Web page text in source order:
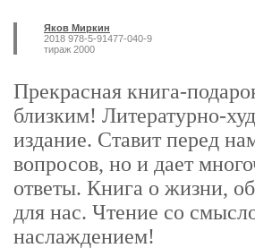
Яков Миркин
2018 978-5-91477-040-9
тираж 2000
Прекрасная книга-
близким! Литературно-
издание. Ставит перед
вопросов, но и дает
ответы. Книга о жизни,
для нас. Чтение со
наслаждением!